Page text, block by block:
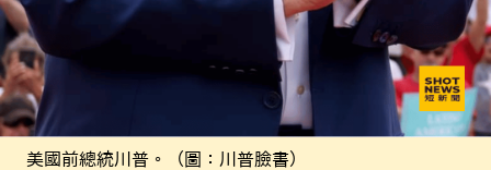
美國前總統川普。（圖：川普臉書）